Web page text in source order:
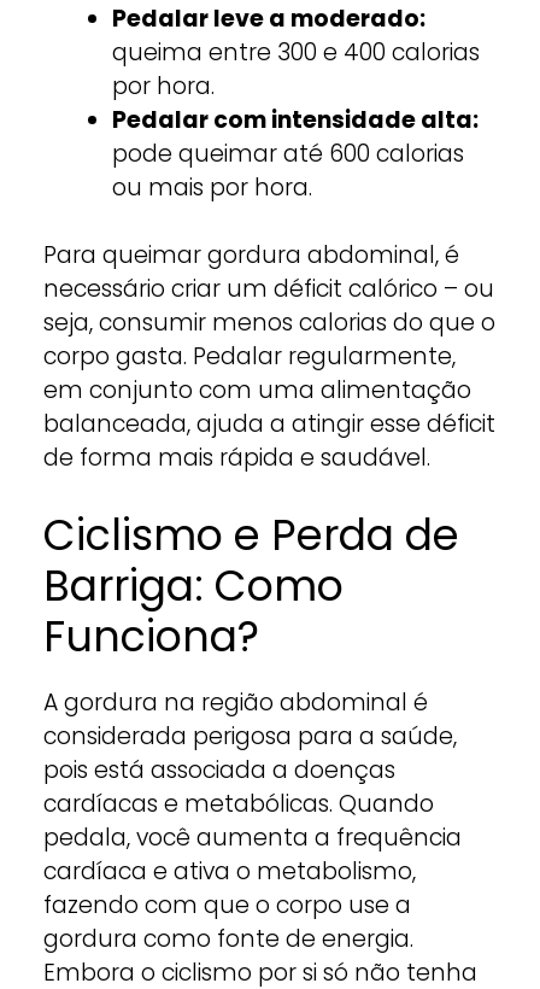
Pedalar leve a moderado:
queima entre 300 e 400 calorias
por hora.
Pedalar com intensidade alta:
pode queimar até 600 calorias
ou mais por hora.
Para queimar gordura abdominal, é
necessário criar um déficit calórico – ou
seja, consumir menos calorias do que o
corpo gasta. Pedalar regularmente,
em conjunto com uma alimentação
balanceada, ajuda a atingir esse déficit
de forma mais rápida e saudável.
Ciclismo e Perda de
Barriga: Como
Funciona?
A gordura na região abdominal é
considerada perigosa para a saúde,
pois está associada a doenças
cardíacas e metabólicas. Quando
pedala, você aumenta a frequência
cardíaca e ativa o metabolismo,
fazendo com que o corpo use a
gordura como fonte de energia.
Embora o ciclismo por si só não tenha